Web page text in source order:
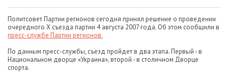
Политсовет Партии регионов сегодня принял решение о проведении
очередного X съезда партии 4 августа 2007 года. Об этом сообщили в
пресс-службе Партии регионов.
По данным пресс-службы, съезд пройдет в два этапа. Первый - в
Национальном дворце «Украина», второй - в столичном Дворце
спорта.